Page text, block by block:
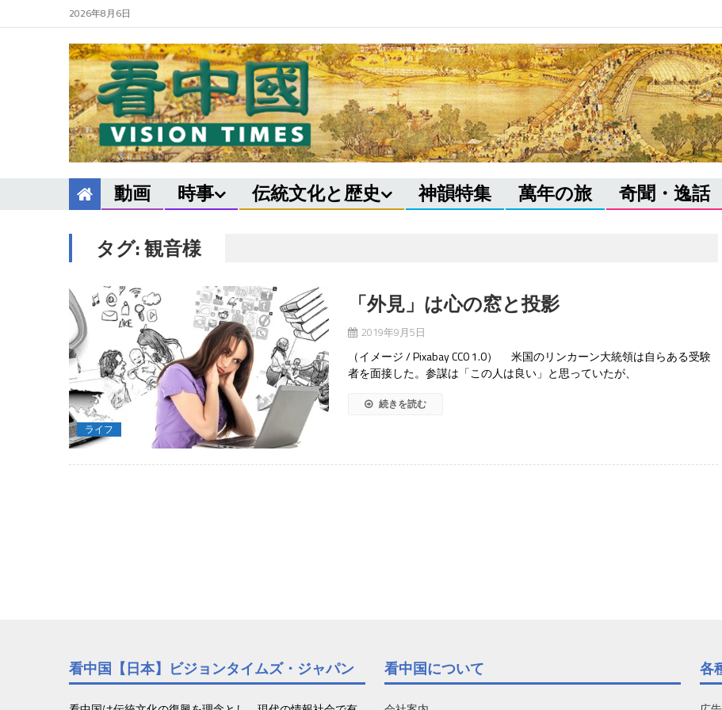
2026年8月6日
動画 時事 伝統文化と歴史 神韻特集 萬年の旅 奇聞・逸話
タグ:観音様
ライフ
「外見」は心の窓と投影
2019年9月5日
（イメージ / Pixabay CC0 1.0） 米国のリンカーン大統領は自らある受験
者を面接した。参謀は「この人は良い」と思っていたが、
続きを読む
看中国【日本】ビジョンタイムズ・ジャパン 看中国について 各